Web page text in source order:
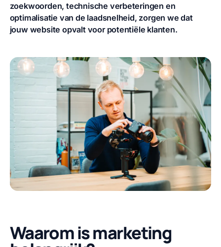
zoekwoorden, technische verbeteringen en
optimalisatie van de laadsnelheid, zorgen we dat
jouw website opvalt voor potentiële klanten.
Waarom is marketing